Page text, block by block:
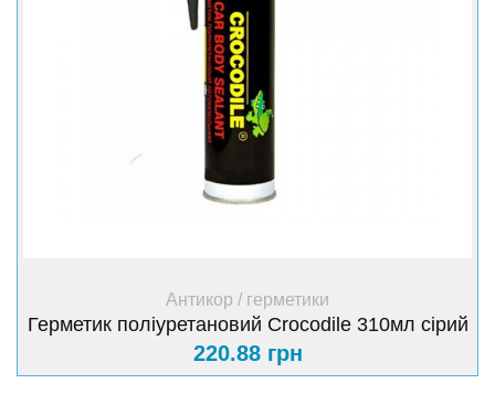
+ Купити
Антикор / герметики
Герметик поліуретановий Crocodile 310мл сірий
220.88 грн